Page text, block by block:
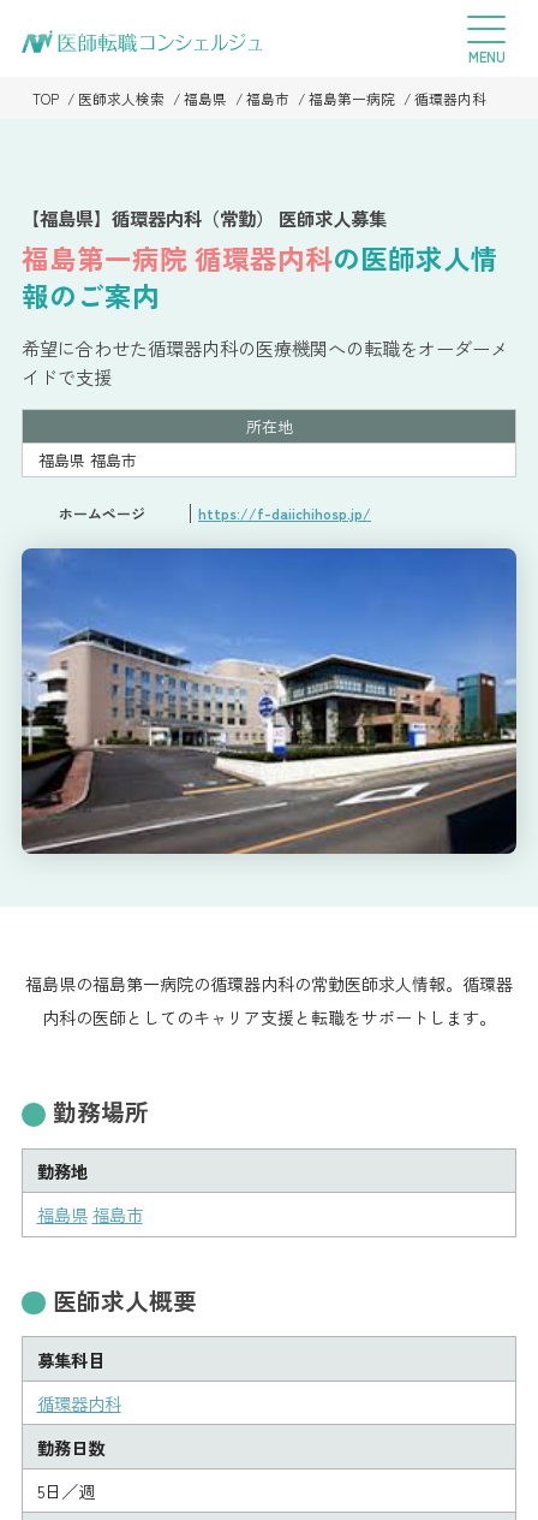
TOP 医師求人検索 福島県 福島市 福島第一病院 循環器内科
【福島県】循環器内科（常勤） 医師求人募集
福島第一病院循環器内科の医師求人情
報のご案内
希望に合わせた循環器内科の医療機関への転職をオーダーメ
イドで支援
所在地
福島県 福島市
ホームページ https://f-daiichihosp.jp/
福島県の福島第一病院の循環器内科の常勤医師求人情報。循環器
内科の医師としてのキャリア支援と転職をサポートします。
勤務場所
勤務地
福島県 福島市
医師求人概要
募集科目
循環器内科
勤務日数
5日／週